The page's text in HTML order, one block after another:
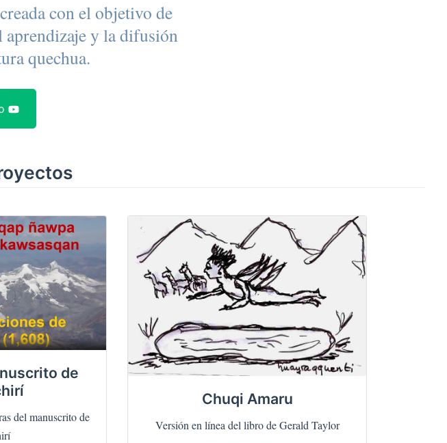
con el objetivo de
y la difusión
quechua.
de
del manuscrito de
Chuqi Amaru
Versión en línea del libro de Gerald Taylor